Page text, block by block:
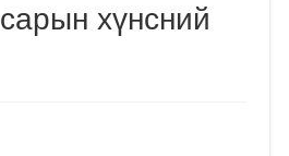
хүнсний